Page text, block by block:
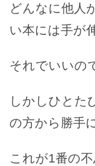
どんなに他人
い本には手が
それでいいの
しかしひとた
の方から勝手
これが1番の不